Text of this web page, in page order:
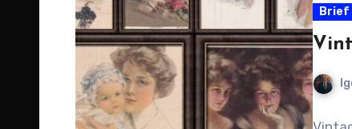
Brief